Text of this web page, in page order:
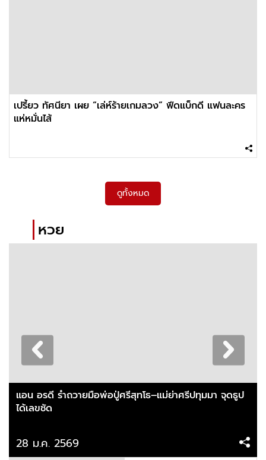
เปรี้ยว ทัศนียา เผย “เล่ห์ร้ายเกมลวง” ฟีดแบ็กดี แฟนละคร
แห่หมั่นไส้
ดูทั้งหมด
หวย
แอน อรดี รำถวายมือพ่อปู่ศรีสุทโธ–แม่ย่าศรีปทุมมา จุดธูป
ได้เลขชัด
28 ม.ค. 2569